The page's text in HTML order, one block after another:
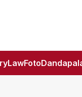
Foto